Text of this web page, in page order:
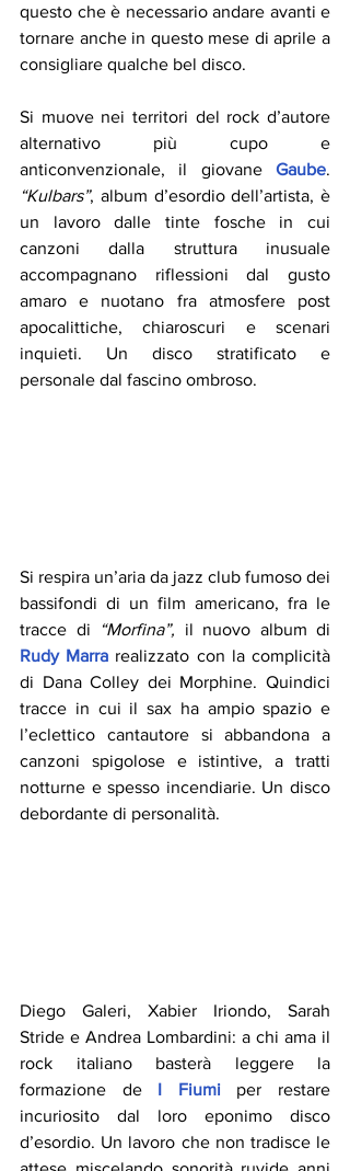
questo che è necessario andare avanti e
tornare anche in questo mese di aprile a
consigliare qualche bel disco.
Si muove nei territori del rock d’autore
alternativo più cupo e
anticonvenzionale, il giovane Gaube
“Kulbars”, album d’esordio dell’artista, è
un lavoro dalle tinte fosche in cui
canzoni dalla struttura inusuale
accompagnano riflessioni dal gusto
amaro e nuotano fra atmosfere post
apocalittiche, chiaroscuri e scenari
inquieti. Un disco stratificato e
personale dal fascino ombroso.
Si respira un’aria da jazz club fumoso dei
bassifondi di un film americano, fra le
tracce di
“Morfina”,
Rudy Marra realizzato con la complicità
di Dana Colley dei Morphine. Quindici
tracce in cui il sax ha ampio spazio e
l’eclettico cantautore si abbandona a
canzoni spigolose e istintive, a tratti
notturne e spesso incendiarie. Un disco
debordante di personalità.
Diego Galeri, Xabier Iriondo, Sarah
Stride e Andrea Lombardini: a chi ama il
rock italiano basterà leggere la
formazione de I Fiumi per restare
incuriosito dal loro eponimo disco
d’esordio. Un lavoro che non tradisce le